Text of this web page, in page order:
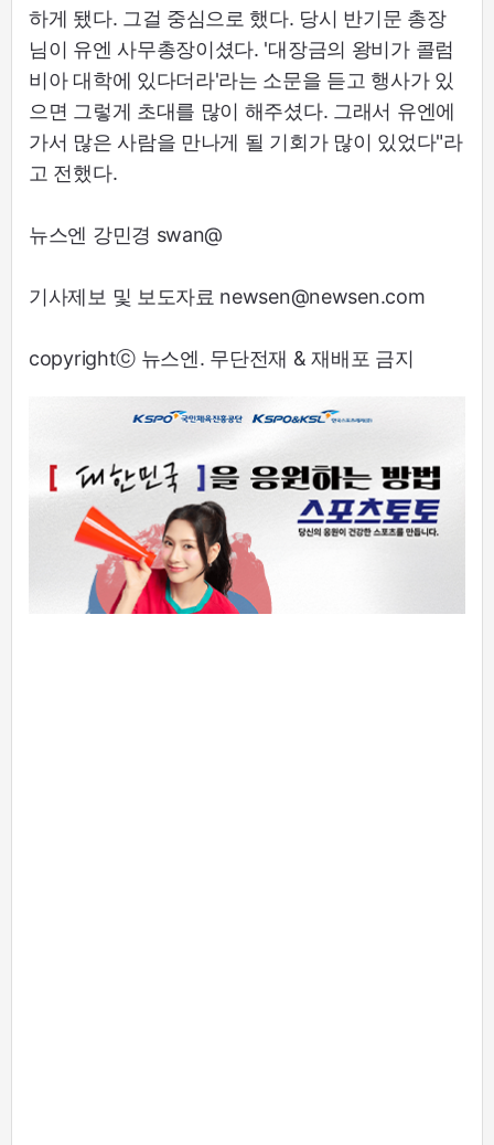
하게 됐다. 그걸 중심으로 했다. 당시 반기문 총장
님이 유엔 사무총장이셨다. '대장금의 왕비가 콜럼
비아 대학에 있다더라'라는 소문을 듣고 행사가 있
으면 그렇게 초대를 많이 해주셨다. 그래서 유엔에
가서 많은 사람을 만나게 될 기회가 많이 있었다"라
고 전했다.
뉴스엔 강민경 swan@
기사제보 및 보도자료 newsen@newsen.com
copyrightⓒ 뉴스엔. 무단전재 & 재배포 금지